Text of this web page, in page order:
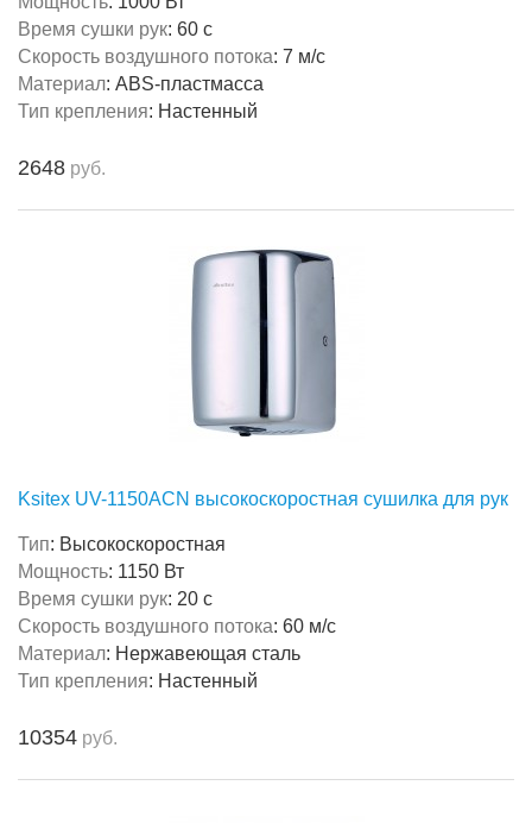
Время сушки рук: 60 с
Скорость воздушного потока: 7 м/с
Материал: ABS-пластмасса
Тип крепления: Настенный
2648 руб.
Ksitex UV-1150ACN высокоскоростная сушилка для рук
Тип: Высокоскоростная
Мощность: 1150 Вт
Время сушки рук: 20 с
Скорость воздушного потока: 60 м/с
Материал: Нержавеющая сталь
Тип крепления: Настенный
10354 руб.